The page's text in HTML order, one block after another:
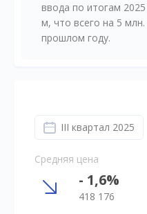
ввода по итогам
м, что всего на 5
прошлом году.
III квартал 2025
Средняя цена
- 1,6%
418 176